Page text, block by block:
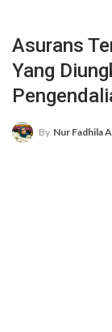
Asurans
Yang
By Nur Fadhila Amri,